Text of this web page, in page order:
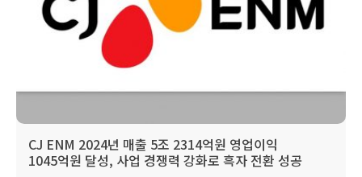
CJ ENM 2024년 매출 5조 2314억원 영업이익
1045억원 달성, 사업 경쟁력 강화로 흑자 전환 성공